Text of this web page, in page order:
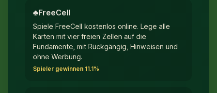
♣︎FreeCell
Spiele FreeCell kostenlos online. Lege alle
Karten mit vier freien Zellen auf die
Fundamente, mit Rückgängig, Hinweisen und
ohne Werbung.
Spieler gewinnen 11.1%